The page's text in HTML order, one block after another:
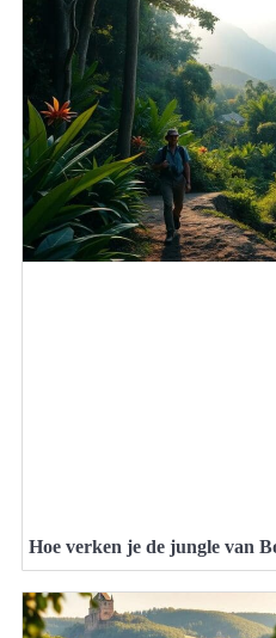
Hoe verken je de jungle van